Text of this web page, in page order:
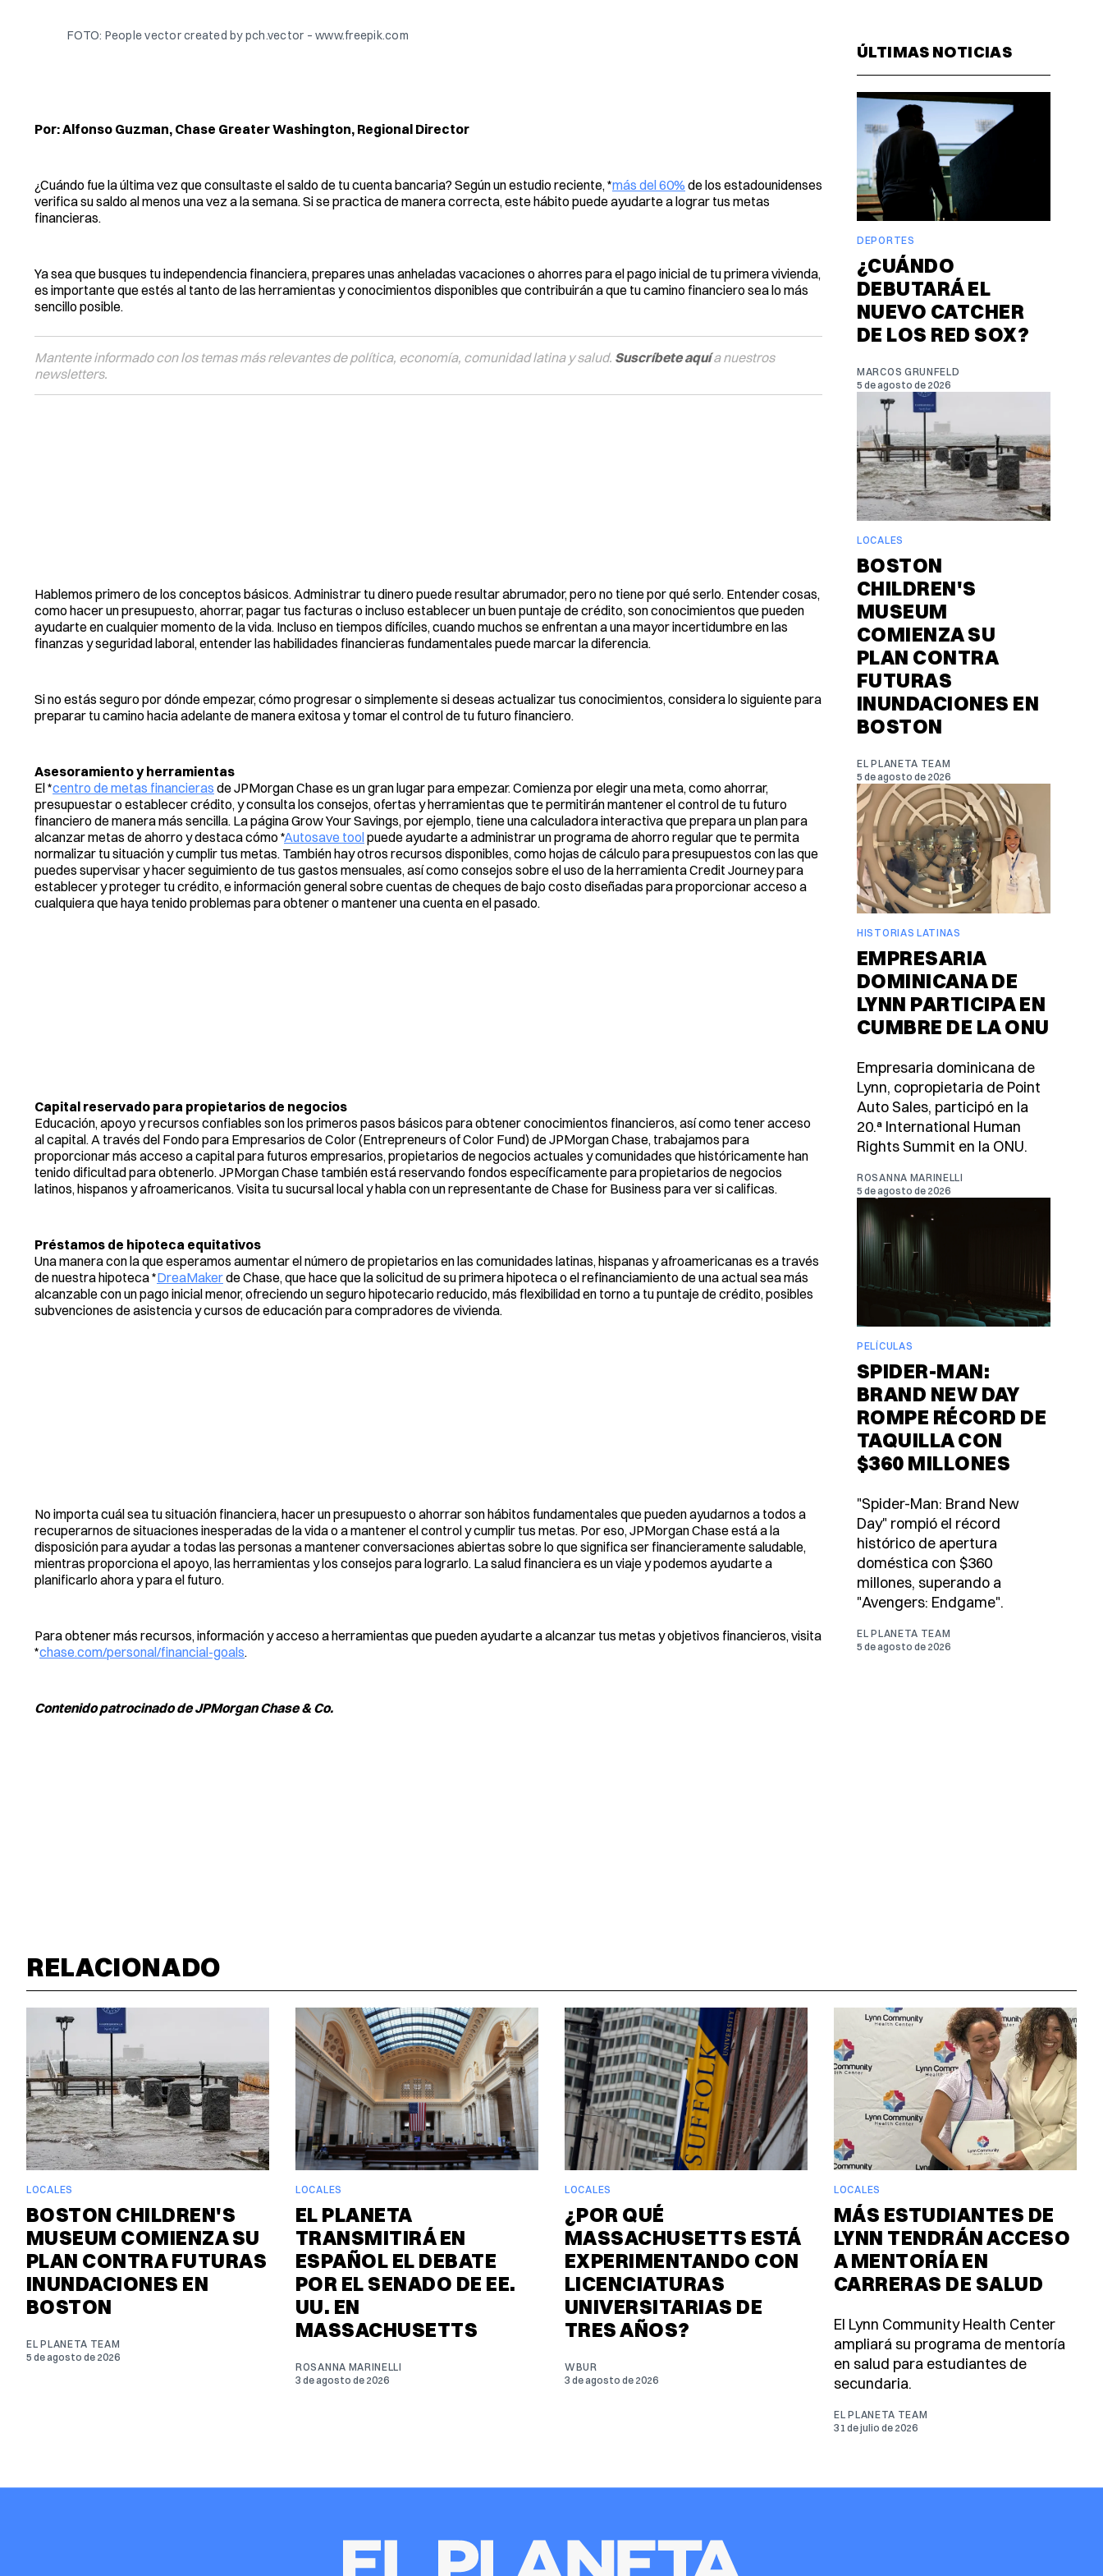
FOTO: People vector created by pch.vector – www.freepik.com
Por: Alfonso Guzman, Chase Greater Washington, Regional Director
¿Cuándo fue la última vez que consultaste el saldo de tu cuenta bancaria? Según un estudio reciente, *más del 60% de los estadounidenses
verifica su saldo al menos una vez a la semana. Si se practica de manera correcta, este hábito puede ayudarte a lograr tus metas
financieras.
Ya sea que busques tu independencia financiera, prepares unas anheladas vacaciones o ahorres para el pago inicial de tu primera vivienda,
es importante que estés al tanto de las herramientas y conocimientos disponibles que contribuirán a que tu camino financiero sea lo más
sencillo posible.
Mantente informado con los temas más relevantes de política, economía, comunidad latina y salud. Suscríbete aquía nuestros
newsletters.
Hablemos primero de los conceptos básicos. Administrar tu dinero puede resultar abrumador, pero no tiene por qué serlo. Entender cosas,
como hacer un presupuesto, ahorrar, pagar tus facturas o incluso establecer un buen puntaje de crédito, son conocimientos que pueden
ayudarte en cualquier momento de la vida. Incluso en tiempos difíciles, cuando muchos se enfrentan a una mayor incertidumbre en las
finanzas y seguridad laboral, entender las habilidades financieras fundamentales puede marcar la diferencia.
Si no estás seguro por dónde empezar, cómo progresar o simplemente si deseas actualizar tus conocimientos, considera lo siguiente para
preparar tu camino hacia adelante de manera exitosa y tomar el control de tu futuro financiero.
Asesoramiento y herramientas
El *centro de metas financieras de JPMorgan Chase es un gran lugar para empezar. Comienza por elegir una meta, como ahorrar,
presupuestar o establecer crédito, y consulta los consejos, ofertas y herramientas que te permitirán mantener el control de tu futuro
financiero de manera más sencilla. La página Grow Your Savings, por ejemplo, tiene una calculadora interactiva que prepara un plan para
alcanzar metas de ahorro y destaca cómo *Autosave toolpuede ayudarte a administrar un programa de ahorro regular que te permita
normalizar tu situación y cumplir tus metas. También hay otros recursos disponibles, como hojas de cálculo para presupuestos con las que
puedes supervisar y hacer seguimiento de tus gastos mensuales, así como consejos sobre el uso de la herramienta Credit Journey para
establecer y proteger tu crédito, e información general sobre cuentas de cheques de bajo costo diseñadas para proporcionar acceso a
cualquiera que haya tenido problemas para obtener o mantener una cuenta en el pasado.
Capital reservado para propietarios de negocios
Educación, apoyo y recursos confiables son los primeros pasos básicos para obtener conocimientos financieros, así como tener acceso
al capital. A través del Fondo para Empresarios de Color (Entrepreneurs of Color Fund) de JPMorgan Chase, trabajamos para
proporcionar más acceso a capital para futuros empresarios, propietarios de negocios actuales y comunidades que históricamente han
tenido dificultad para obtenerlo. JPMorgan Chase también está reservando fondos específicamente para propietarios de negocios
latinos, hispanos y afroamericanos. Visita tu sucursal local y habla con un representante de Chase for Business para ver si calificas.
Préstamos de hipoteca equitativos
Una manera con la que esperamos aumentar el número de propietarios en las comunidades latinas, hispanas y afroamericanas es a través
de nuestra hipoteca *DreaMakerde Chase, que hace que la solicitud de su primera hipoteca o el refinanciamiento de una actual sea más
alcanzable con un pago inicial menor, ofreciendo un seguro hipotecario reducido, más flexibilidad en torno a tu puntaje de crédito, posibles
subvenciones de asistencia y cursos de educación para compradores de vivienda.
No importa cuál sea tu situación financiera, hacer un presupuesto o ahorrar son hábitos fundamentales que pueden ayudarnos a todos a
recuperarnos de situaciones inesperadas de la vida o a mantener el control y cumplir tus metas. Por eso, JPMorgan Chase está a la
disposición para ayudar a todas las personas a mantener conversaciones abiertas sobre lo que significa ser financieramente saludable,
mientras proporciona el apoyo, las herramientas y los consejos para lograrlo. La salud financiera es un viaje y podemos ayudarte a
planificarlo ahora y para el futuro.
Para obtener más recursos, información y acceso a herramientas que pueden ayudarte a alcanzar tus metas y objetivos financieros, visita
*chase.com/personal/financial-goals.
Contenido patrocinado de JPMorgan Chase & Co.
ÚLTIMAS NOTICIAS
DEPORTES
¿CUÁNDO
DEBUTARÁ EL
NUEVO CATCHER
DE LOS RED SOX?
MARCOS GRUNFELD
5 de agosto de 2026
LOCALES
BOSTON
CHILDREN'S
MUSEUM
COMIENZA SU
PLAN CONTRA
FUTURAS
INUNDACIONES EN
BOSTON
EL PLANETA TEAM
5 de agosto de 2026
HISTORIAS LATINAS
EMPRESARIA
DOMINICANA DE
LYNN PARTICIPA EN
CUMBRE DE LA ONU
Empresaria dominicana de
Lynn, copropietaria de Point
Auto Sales, participó en la
20.ª International Human
Rights Summit en la ONU.
ROSANNA MARINELLI
5 de agosto de 2026
PELÍCULAS
SPIDER-MAN:
BRAND NEW DAY
ROMPE RÉCORD DE
TAQUILLA CON
$360 MILLONES
"Spider-Man: Brand New
Day" rompió el récord
histórico de apertura
doméstica con $360
millones, superando a
"Avengers: Endgame".
EL PLANETA TEAM
5 de agosto de 2026
RELACIONADO
LOCALES
BOSTON CHILDREN'S
MUSEUM COMIENZA SU
PLAN CONTRA FUTURAS
INUNDACIONES EN
BOSTON
EL PLANETA TEAM
5 de agosto de 2026
LOCALES
EL PLANETA
TRANSMITIRÁ EN
ESPAÑOL EL DEBATE
POR EL SENADO DE EE.
UU. EN
MASSACHUSETTS
ROSANNA MARINELLI
3 de agosto de 2026
LOCALES
¿POR QUÉ
MASSACHUSETTS ESTÁ
EXPERIMENTANDO CON
LICENCIATURAS
UNIVERSITARIAS DE
TRES AÑOS?
WBUR
3 de agosto de 2026
LOCALES
MÁS ESTUDIANTES DE
LYNN TENDRÁN ACCESO
A MENTORÍA EN
CARRERAS DE SALUD
El Lynn Community Health Center
ampliará su programa de mentoría
en salud para estudiantes de
secundaria.
EL PLANETA TEAM
31 de julio de 2026